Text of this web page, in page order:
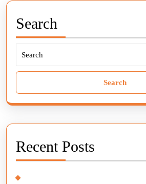
Search
Search
Recent Posts